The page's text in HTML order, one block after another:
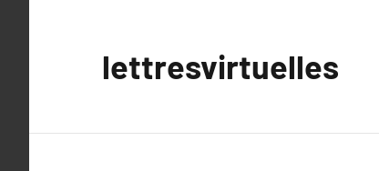
lettresvirtuelles